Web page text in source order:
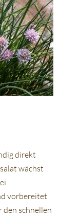
direkt
wächst
vorbereitet
den schnellen